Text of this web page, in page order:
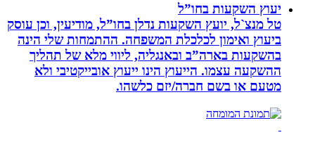
יעוץ השקעות בחו”ל
טל מנצ`ל, יועץ השקעות נדלן בחו”ל, מודיעין, וכן עוסק
ביעוץ ואימון לכלכלת המשפחה. ההתמחות שלי הינה
בהשקעות בארה”ב ובאנגליה, ליווי מלא של תהליך
ההשקעה עצמו. הייעוץ הינו ייעוץ אובייקטיבי ולא
מטעם או בשם חברה/יזם כלשהו.